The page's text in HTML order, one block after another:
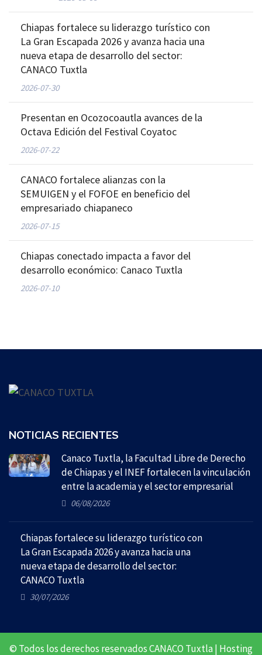
Chiapas fortalece su liderazgo turístico con
La Gran Escapada 2026 y avanza hacia una
nueva etapa de desarrollo del sector:
CANACO Tuxtla
2026-07-30
Presentan en Ocozocoautla avances de la
Octava Edición del Festival Coyatoc
2026-07-22
CANACO fortalece alianzas con la
SEMUIGEN y el FOFOE en beneficio del
empresariado chiapaneco
2026-07-15
Chiapas conectado impacta a favor del
desarrollo económico: Canaco Tuxtla
2026-07-10
NOTICIAS RECIENTES
Canaco Tuxtla, la Facultad Libre de Derecho
de Chiapas y el INEF fortalecen la vinculación
entre la academia y el sector empresarial
06/08/2026
Chiapas fortalece su liderazgo turístico con
La Gran Escapada 2026 y avanza hacia una
nueva etapa de desarrollo del sector:
CANACO Tuxtla
30/07/2026
© Todos los derechos reservados CANACO Tuxtla | Hosting